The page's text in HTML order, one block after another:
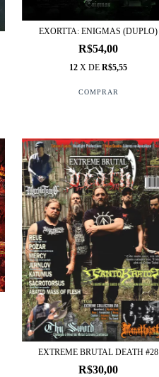
EXORTTA: ENIGMAS (DUPLO)
R$54,00
12 X DER$5,55
EXTREME BRUTAL DEATH #28
R$30,00